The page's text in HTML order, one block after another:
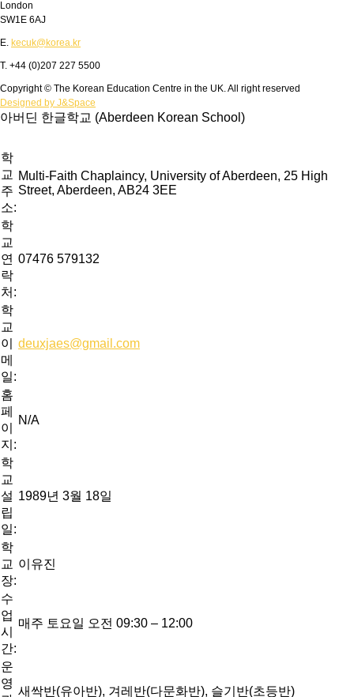
London
SW1E 6AJ
E. kecuk@korea.kr
T. +44 (0)207 227 5500
Copyright © The Korean Education Centre in the UK. All right reserved
Designed by J&Space
아버딘 한글학교 (Aberdeen Korean School)
학
교
주
소:
Multi-Faith Chaplaincy, University of Aberdeen, 25 High
Street, Aberdeen, AB24 3EE
학
교
연
락
처:
07476 579132
학
교
이
메
일:
deuxjaes@gmail.com
홈
페
이
지:
N/A
학
교
설
립
일:
1989년 3월 18일
학
교
장:
이유진
수
업
시
간:
매주 토요일 오전 09:30 – 12:00
운
영
새싹반(유아반), 겨레반(다문화반), 슬기반(초등반)